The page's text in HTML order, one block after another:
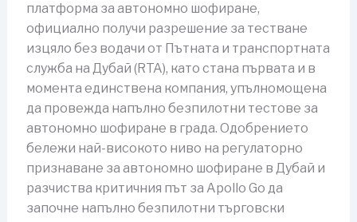
платформа за автономно шофиране,
официално получи разрешение за тестване
изцяло без водачи от Пътната и транспортната
служба на Дубай (RTA), като стана първата и в
момента единствена компания, упълномощена
да провежда напълно безпилотни тестове за
автономно шофиране в града. Одобрението
бележи най-високото ниво на регулаторно
признаване за автономно шофиране в Дубай и
разчиства критичния път за Apollo Go да
започне напълно безпилотни търговски